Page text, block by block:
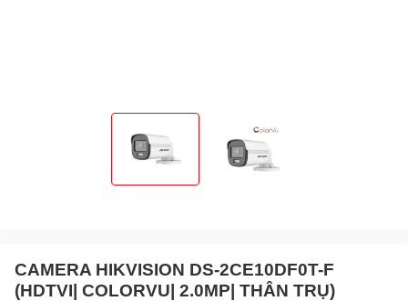
CAMERA HIKVISION DS-2CE10DF0T-F
(HDTVI| COLORVU| 2.0MP| THÂN TRỤ)